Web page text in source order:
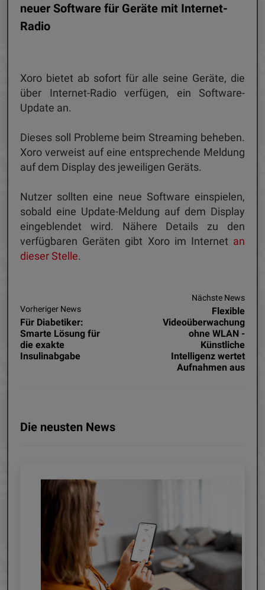
neuer Software für Geräte mit Internet-
Radio
Xoro bietet ab sofort für alle seine Geräte, die
über Internet-Radio verfügen, ein Software-
Update an.
Dieses soll Probleme beim Streaming beheben.
Xoro verweist auf eine entsprechende Meldung
auf dem Display des jeweiligen Geräts.
Nutzer sollten eine neue Software einspielen,
sobald eine Update-Meldung auf dem Display
eingeblendet wird. Nähere Details zu den
verfügbaren Geräten gibt Xoro im Internet an
dieser Stelle.
Vorheriger News
Für Diabetiker:
Smarte Lösung für
die exakte
Insulinabgabe
Nächste News
Flexible
Videoüberwachung
ohne WLAN -
Künstliche
Intelligenz wertet
Aufnahmen aus
Die neusten News